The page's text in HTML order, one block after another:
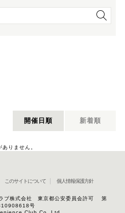
開催日順 新着順
ありません。
このサイトについて 個人情報保護方針
ラブ株式会社 東京都公安委員会許可 第
号